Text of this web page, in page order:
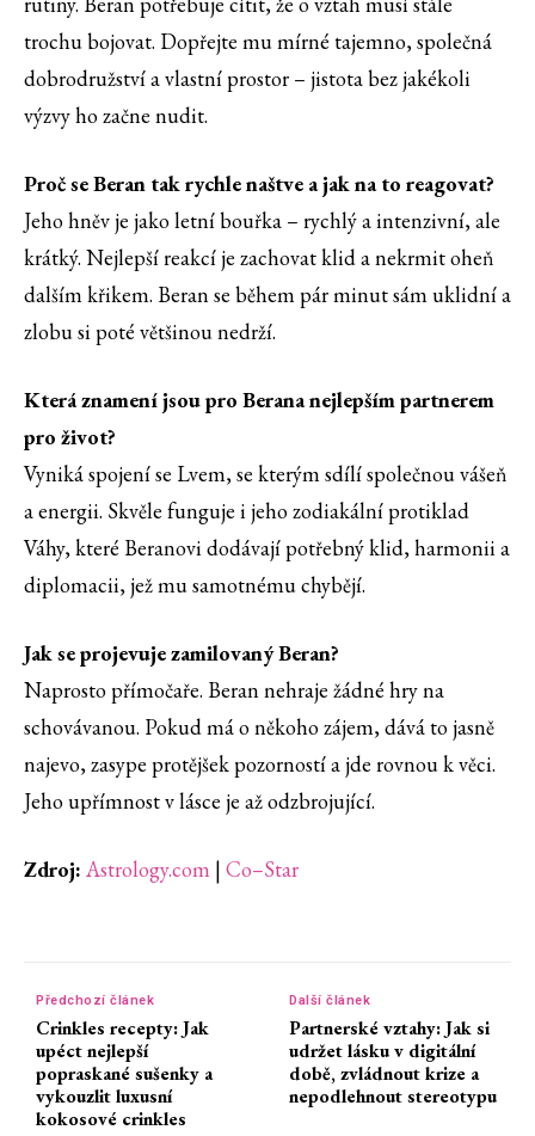
trochu bojovat. Dopřejte mu mírné tajemno, společná
dobrodružství a vlastní prostor – jistota bez jakékoli
výzvy ho začne nudit.
Proč se Beran tak rychle naštve a jak na to reagovat?
Jeho hněv je jako letní bouřka – rychlý a intenzivní, ale
krátký. Nejlepší reakcí je zachovat klid a nekrmit oheň
dalším křikem. Beran se během pár minut sám uklidní a
zlobu si poté většinou nedrží.
Která znamení jsou pro Berana nejlepším partnerem
pro život?
Vyniká spojení se Lvem, se kterým sdílí společnou vášeň
a energii. Skvěle funguje i jeho zodiakální protiklad
Váhy, které Beranovi dodávají potřebný klid, harmonii a
diplomacii, jež mu samotnému chybějí.
Jak se projevuje zamilovaný Beran?
Naprosto přímočaře. Beran nehraje žádné hry na
schovávanou. Pokud má o někoho zájem, dává to jasně
najevo, zasype protějšek pozorností a jde rovnou k věci.
Jeho upřímnost v lásce je až odzbrojující.
Zdroj: Astrology.com | Co–Star
Předchozí článek
Crinkles recepty: Jak
upéct nejlepší
popraskané sušenky a
vykouzlit luxusní
kokosové crinkles
Další článek
Partnerské vztahy: Jak si
udržet lásku v digitální
době, zvládnout krize a
nepodlehnout stereotypu